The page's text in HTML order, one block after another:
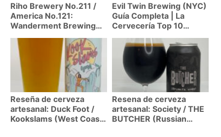
Riho Brewery No.211 /
America No.121:
Wanderment Brewing
Cervecera de nueva
generacion con una
Nitro Bitter inolvidable
Evil Twin Brewing (NYC)
Guía Completa | La
Cervecería Top 10
Gemelo Danés
Reseña de cerveza
artesanal: Duck Foot /
Kookslams (West Coast
Resena de cerveza
artesanal: Society / THE
BUTCHER (Russian